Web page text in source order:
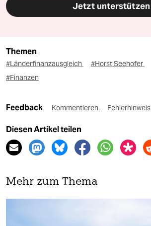
Jetzt unterstützen
Themen
#Länderfinanzausgleich #Horst Seehofer
#Finanzen
Feedback Kommentieren Fehlerhinweis
Diesen Artikel teilen
Mehr zum Thema